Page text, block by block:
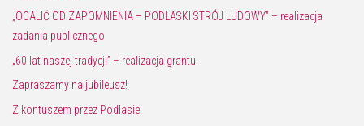
„OCALIĆ OD ZAPOMNIENIA – PODLASKI STRÓJ LUDOWY” – realizacja
zadania publicznego
„60 lat naszej tradycji” – realizacja grantu.
Zapraszamy na jubileusz!
Z kontuszem przez Podlasie